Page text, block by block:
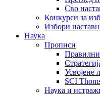
Сво
Конкурси за
Избори
Наука
Прописи
Усвојене
SCI
Наука и